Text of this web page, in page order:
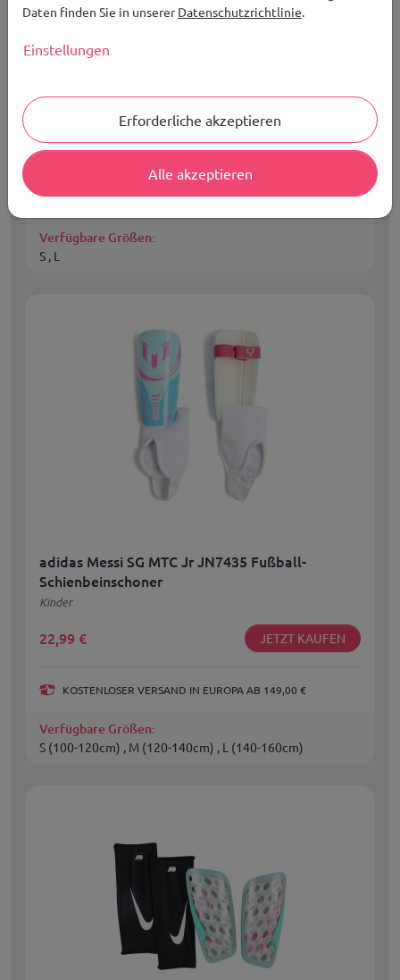
22,99€ JETZT KAUFEN
KOSTENLOSER VERSAND IN EUROPA AB 149,00 €
Verfügbare Größen:
S , L
adidas Messi SG MTC Jr JN7435 Fußball-
Schienbeinschoner
Kinder
22,99 € JETZT KAUFEN
KOSTENLOSER VERSAND IN EUROPA AB 149,00 €
Verfügbare Größen:
S (100-120cm) , M (120-140cm) , L (140-160cm)
Daten finden Sie in unsererDatenschutzrichtlinie.
Einstellungen
Erforderliche akzeptieren
Alle akzeptieren